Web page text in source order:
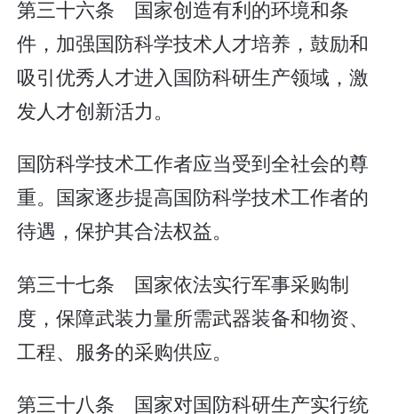
第三十六条 国家创造有利的环境和条
件，加强国防科学技术人才培养，鼓励和
吸引优秀人才进入国防科研生产领域，激
发人才创新活力。
国防科学技术工作者应当受到全社会的尊
重。国家逐步提高国防科学技术工作者的
待遇，保护其合法权益。
第三十七条 国家依法实行军事采购制
度，保障武装力量所需武器装备和物资、
工程、服务的采购供应。
第三十八条 国家对国防科研生产实行统